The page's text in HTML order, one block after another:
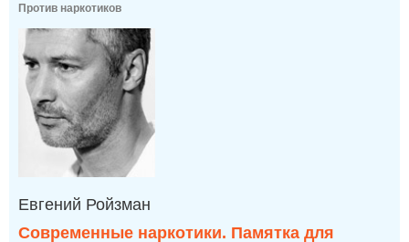
Против наркотиков
Евгений Ройзман
Современные наркотики. Памятка для